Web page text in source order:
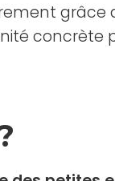
grâce